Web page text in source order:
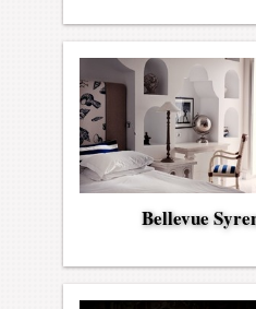
Bellevue